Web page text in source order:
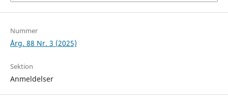
Nummer
Årg. 88 Nr. 3 (2025)
Sektion
Anmeldelser